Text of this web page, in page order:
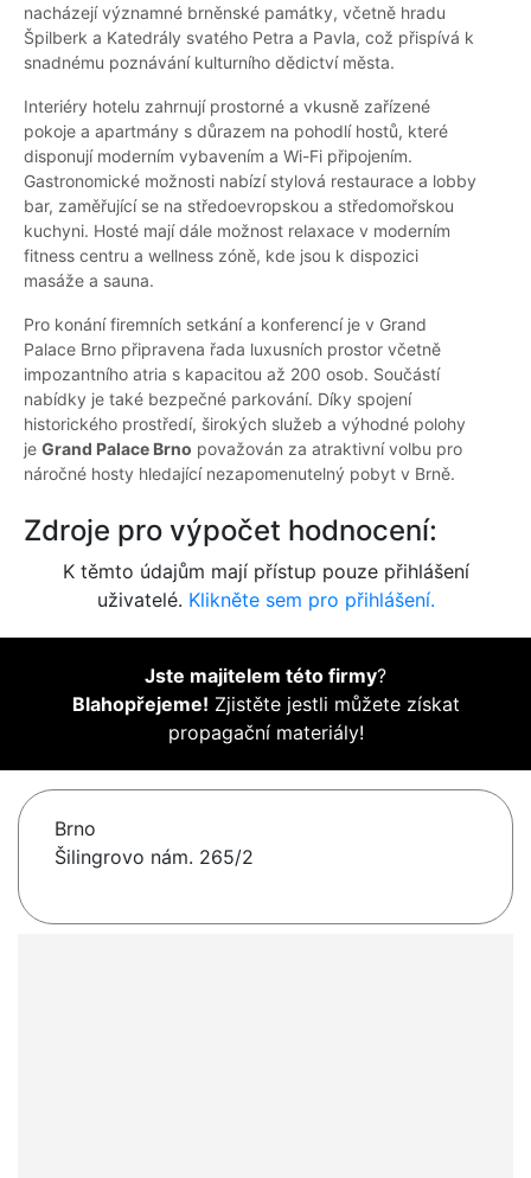
nacházejí významné brněnské památky, včetně hradu
Špilberk a Katedrály svatého Petra a Pavla, což přispívá k
snadnému poznávání kulturního dědictví města.
Interiéry hotelu zahrnují prostorné a vkusně zařízené
pokoje a apartmány s důrazem na pohodlí hostů, které
disponují moderním vybavením a Wi-Fi připojením.
Gastronomické možnosti nabízí stylová restaurace a lobby
bar, zaměřující se na středoevropskou a středomořskou
kuchyni. Hosté mají dále možnost relaxace v moderním
fitness centru a wellness zóně, kde jsou k dispozici
masáže a sauna.
Pro konání firemních setkání a konferencí je v Grand
Palace Brno připravena řada luxusních prostor včetně
impozantního atria s kapacitou až 200 osob. Součástí
nabídky je také bezpečné parkování. Díky spojení
historického prostředí, širokých služeb a výhodné polohy
je Grand Palace Brno považován za atraktivní volbu pro
náročné hosty hledající nezapomenutelný pobyt v Brně.
Zdroje pro výpočet hodnocení:
K těmto údajům mají přístup pouze přihlášení
uživatelé. Klikněte sem pro přihlášení.
Jste majitelem této firmy?
Blahopřejeme! Zjistěte jestli můžete získat
propagační materiály!
Brno
Šilingrovo nám. 265/2